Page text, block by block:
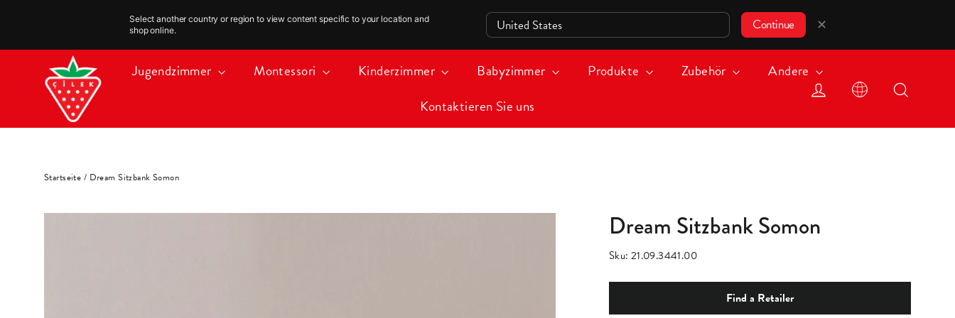
Select another country or region to view content specific to your location and
shop online.
Continue ✕
Jugendzimmer Montessori Kinderzimmer Babyzimmer Produkte Zubehör
Andere
Kontaktieren Sie uns
Einloggen
Startseite / Dream Sitzbank Somon
Dream Sitzbank Somon
Sku: 21.09.3441.00
Find a Retailer